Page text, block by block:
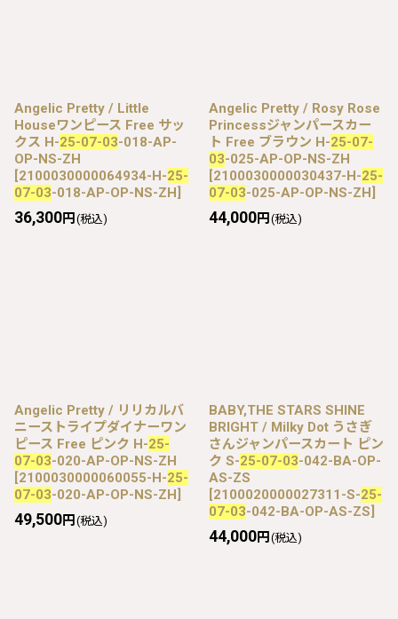
Angelic Pretty / Little
Houseワンピース Free サッ
クス H-25-07-03-018-AP-
OP-NS-ZH
[2100030000064934-H-25-
07-03-018-AP-OP-NS-ZH]
36,300円 (税込)
Angelic Pretty / Rosy Rose
Princessジャンパースカー
ト Free ブラウン H-25-07-
03-025-AP-OP-NS-ZH
[2100030000030437-H-25-
07-03-025-AP-OP-NS-ZH]
44,000円 (税込)
Angelic Pretty / リリカルバ
ニーストライプダイナーワン
ピース Free ピンク H-25-
07-03-020-AP-OP-NS-ZH
[2100030000060055-H-25-
07-03-020-AP-OP-NS-ZH]
49,500円 (税込)
BABY,THE STARS SHINE
BRIGHT / Milky Dot うさぎ
さんジャンパースカート ピン
ク S-25-07-03-042-BA-OP-
AS-ZS
[2100020000027311-S-25-
07-03-042-BA-OP-AS-ZS]
44,000円 (税込)